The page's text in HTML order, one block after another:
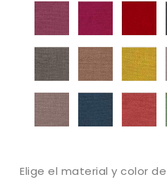
Mystic
05
06
Tapizado
Mystic
69
Tapizado
Mystic
104
Tapizado
252
Tapizado
Mystic
311
Elige el material y color